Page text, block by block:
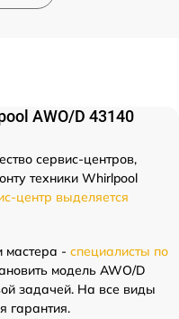
AWO/D 43140
сервис-центров,
техники Whirlpool
центр выделяется
- специалисты по
модель AWO/D
задачей. На все виды
гарантия.